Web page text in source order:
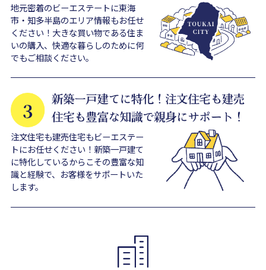
地元密着のビーエステートに東海
市・知多半島のエリア情報もお任せ
ください！大きな買い物である住ま
いの購入、快適な暮らしのために何
でもご相談ください。
注文住宅も建売住宅もビーエステー
トにお任せください！新築一戸建て
に特化しているからこその豊富な知
識と経験で、お客様をサポートいた
します。